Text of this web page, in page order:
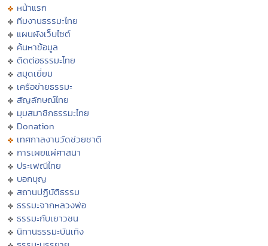
หน้าแรก
ทีมงานธรรมะไทย
แผนผังเว็บไซต์
ค้นหาข้อมูล
ติดต่อธรรมะไทย
สมุดเยี่ยม
เครือข่ายธรรมะ
สัญลักษณ์ไทย
มุมสมาชิกธรรมะไทย
Donation
เทศกาลงานวัดช่วยชาติ
การเผยแผ่ศาสนา
ประเพณีไทย
บอกบุญ
สถานปฏิบัติธรรม
ธรรมะจากหลวงพ่อ
ธรรมะกับเยาวชน
นิทานธรรมะบันเทิง